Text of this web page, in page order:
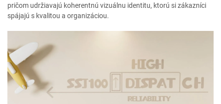
pričom udržiavajú koherentnú vizuálnu identitu, ktorú si zákazníci
spájajú s kvalitou a organizáciou.